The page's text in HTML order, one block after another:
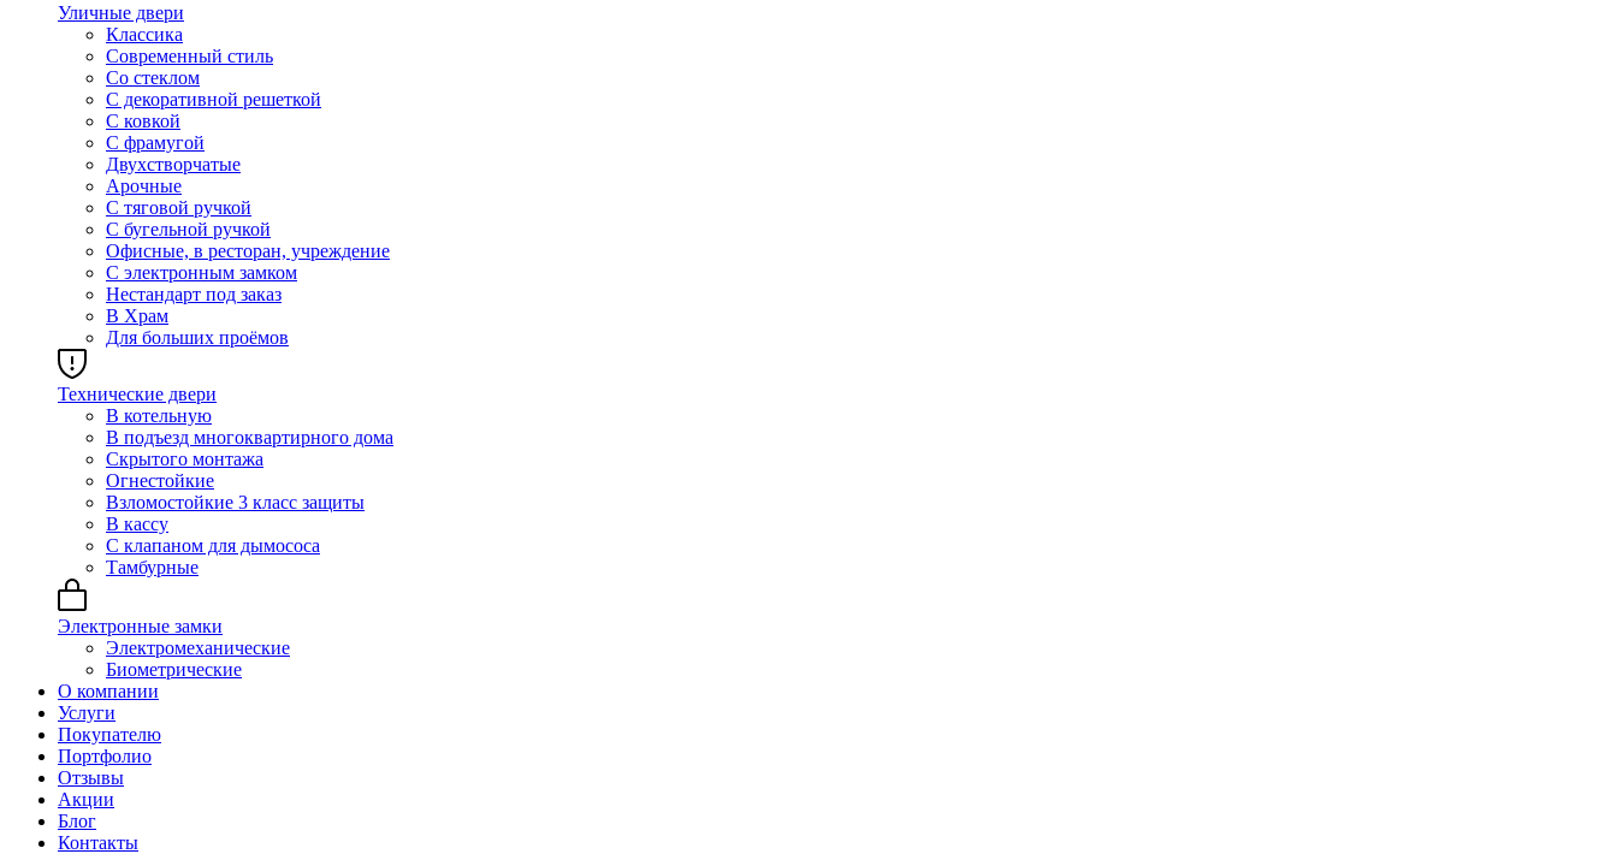
Уличные двери
Классика
Современный стиль
Со стеклом
С декоративной решеткой
С ковкой
С фрамугой
Двухстворчатые
Арочные
С тяговой ручкой
С бугельной ручкой
Офисные, в ресторан, учреждение
С электронным замком
Нестандарт под заказ
В Храм
Для больших проёмов
Технические двери
В котельную
В подъезд многоквартирного дома
Скрытого монтажа
Огнестойкие
Взломостойкие 3 класс защиты
В кассу
С клапаном для дымососа
Тамбурные
Электронные замки
Электромеханические
Биометрические
О компании
Услуги
Покупателю
Портфолио
Отзывы
Акции
Блог
Контакты